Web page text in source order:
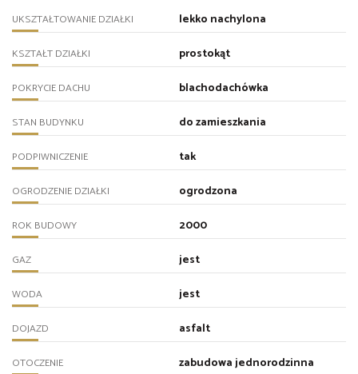
UKSZTAŁTOWANIE DZIAŁKI lekko nachylona
KSZTAŁT DZIAŁKI prostokąt
POKRYCIE DACHU blachodachówka
STAN BUDYNKU do zamieszkania
PODPIWNICZENIE tak
OGRODZENIE DZIAŁKI ogrodzona
ROK BUDOWY 2000
GAZ jest
WODA jest
DOJAZD asfalt
OTOCZENIE zabudowa jednorodzinna